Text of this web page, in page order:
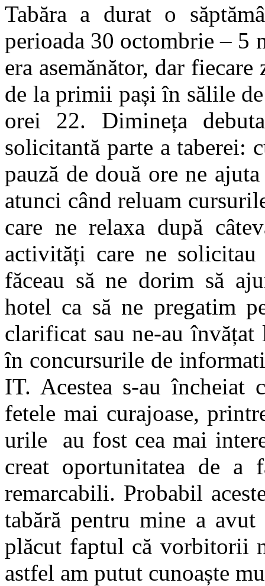
Tabăra a durat o
perioada 30 octombrie – 5
era asemănător, dar
de la primii pași în sălile
orei 22. Dimineța
solicitantă parte a
pauză de două ore ne
atunci când reluam
care ne relaxa după
activități care ne
făceau să ne dorim să
hotel ca să ne pregatim
clarificat sau ne-au învățat
în concursurile de
IT. Acestea s-au încheiat
fetele mai curajoase,
urile au fost cea mai
creat oportunitatea de a
remarcabili. Probabil
tabără pentru mine a
plăcut faptul că vorbitorii
astfel am putut cunoaște